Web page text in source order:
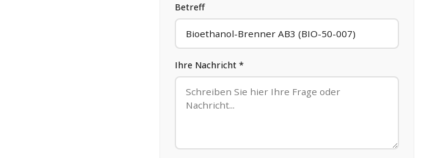
Betreff
Ihre Nachricht *